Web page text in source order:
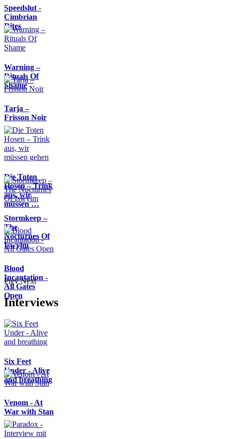
Speedslut -
Cimbrian
Rites
Warning –
Rituals Of
Shame
Tarja –
Frisson Noir
Die Toten
Hosen – Trink
aus, wir
müssen …
Stormkeep –
The
Nocturnes Of
Iswylm
Blood
Incantation -
All Gates
Open
Prev Next
Interviews
Six Feet
Under - Alive
and breathing
Venom - At
War with Stan